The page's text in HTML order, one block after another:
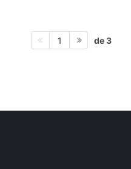
1 de 3